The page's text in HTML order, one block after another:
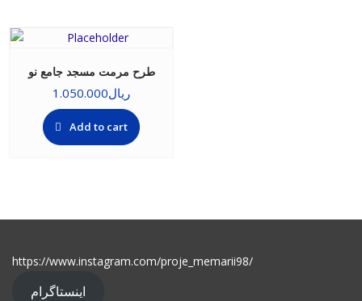
طرح مرمت مسجد جامع نو
ریال1.050.000
Add to cart
https://www.instagram.com/proje_memarii98/
اینستاگرام